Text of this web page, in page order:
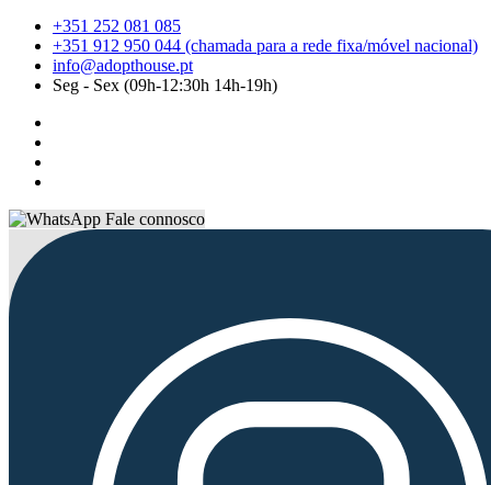
+351 252 081 085
+351 912 950 044 (chamada para a rede fixa/móvel nacional)
info@adopthouse.pt
Seg - Sex (09h-12:30h 14h-19h)
Fale connosco